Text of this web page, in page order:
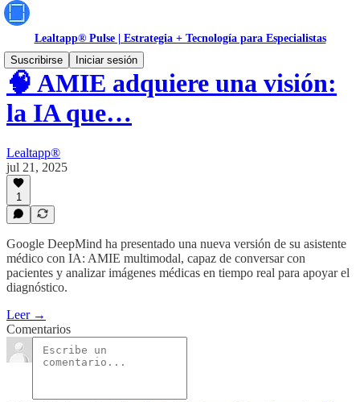
Lealtapp® Pulse | Estrategia + Tecnología para Especialistas
Suscribirse
Iniciar sesión
🧠 AMIE adquiere una visión:
la IA que…
Lealtapp®
jul 21, 2025
1
Google DeepMind ha presentado una nueva versión de su asistente
médico con IA: AMIE multimodal, capaz de conversar con
pacientes y analizar imágenes médicas en tiempo real para apoyar el
diagnóstico.
Leer →
Comentarios